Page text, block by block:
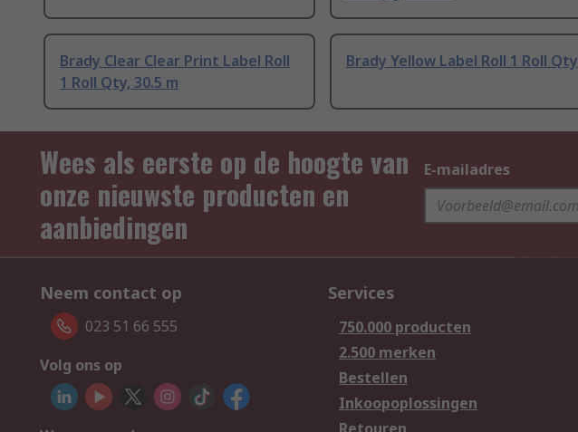
Brady Clear Clear Print Label Roll
1 Roll Qty, 30.5 m
Brady Yellow Label Roll 1 Roll Qty
Wees als eerste op de hoogte van
onze nieuwste producten en
aanbiedingen
E-mailadres
Neem contact op
023 51 66 555
Volg ons op
Services
750.000 producten
2.500 merken
Bestellen
Inkoopoplossingen